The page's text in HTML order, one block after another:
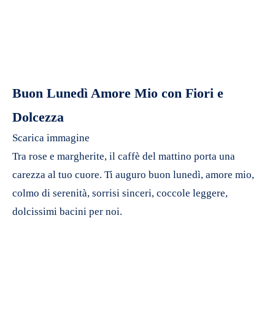
Buon Lunedì Amore Mio con Fiori e
Dolcezza
Scarica immagine
Tra rose e margherite, il caffè del mattino porta una
carezza al tuo cuore. Ti auguro buon lunedì, amore mio,
colmo di serenità, sorrisi sinceri, coccole leggere,
dolcissimi bacini per noi.